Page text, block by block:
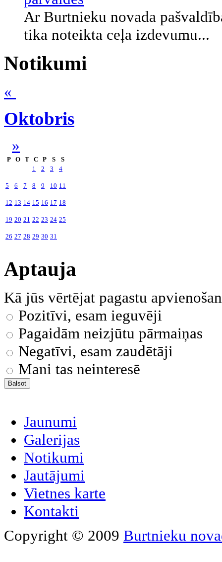
Ar Burtnieku novada
tika noteikta ceļa izdevumu...
Notikumi
«
Oktobris
»
P O T C P S
S
1
2 3 4
5 6 7 8 9 10 11
12 13 14 15 16 17 18
19 20 21 22 23 24 25
26 27 28 29 30 31
Aptauja
Kā jūs vērtējat pagastu
Pozitīvi, esam ieguvēji
Pagaidām neizjūtu pārmaiņas
Negatīvi, esam zaudētāji
Mani tas neinteresē
Jaunumi
Galerijas
Notikumi
Jautājumi
Vietnes karte
Kontakti
Copyright © 2009 Burtnieku